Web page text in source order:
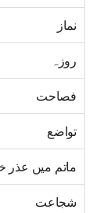
نماز
روزہ
فصاحت
تواضع
ماتم میں عذر
شجاعت